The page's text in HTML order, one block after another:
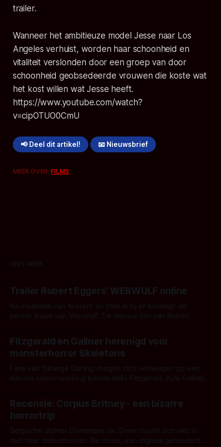
trailer.
Wanneer het ambitieuze model Jesse naar Los
Angeles verhuist, worden haar schoonheid en
vitaliteit verslonden door een groep van door
schoonheid geobsedeerde vrouwen die koste wat
het kost willen wat Jesse heeft.
https://www.youtube.com/watch?
v=cipOTUO0CmU
📢 Deel dit artikel! 📧 Nieuwsbrief
MEER OVER:FILMS
LEES MEER
Trailer Robert Eggers' WERWULF online
Na maanden van teasers en stills is hij er eindelijk: de
eerste trailer van 'Werwulf'. De nieuwe film van Robert
kille stijl vol folklore en mythe. Het topic deze keer is (kon
het het al raden?)... de weerwolf. Kijk je mee?
Fitzgerald en Gallner herenigd voor
monsterhorror Skeletons
Fans van 'Strange Darling' mogen zich verheugen op een
nieuwe samenwerking tussen Willa Fitzgerald, Kyle Gallner
'Skeletons', een nieuwe creature feature waarvoor de
opnames zijn gestart in Australië.
Recensie: Corpus Britney - een bizarre
horrortrip
Belgische dichter Dominique de Groen houdt zich niet in
met haar debuutroman. De cover, een digitaal gerenderd en